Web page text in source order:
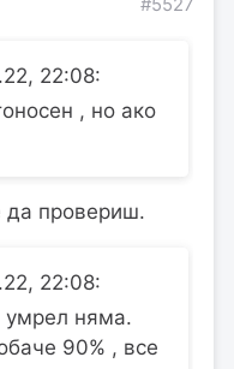
#5527
22:08:
, но ако
да провериш.
22:08:
умрел няма.
90% , все